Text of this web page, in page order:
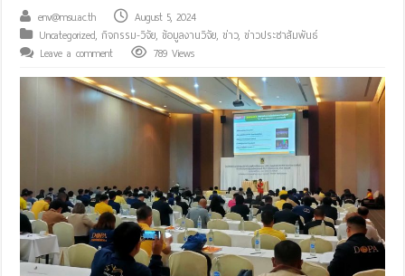
env@msu.ac.th
August 5, 2024
Uncategorized,กิจกรรม-วิจัย,ข้อมูลงานวิจัย,ข่าว,ข่าวประชาสัมพันธ์
Leave a comment
789 Views